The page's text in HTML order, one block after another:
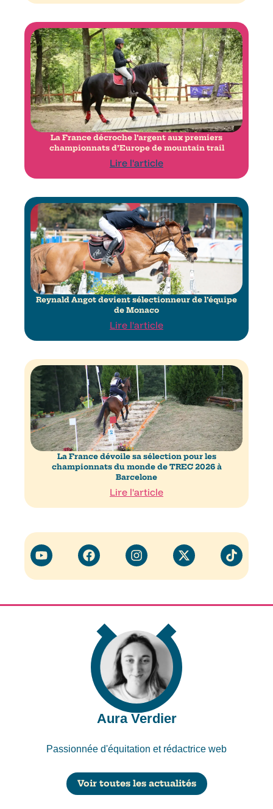
La France décroche l’argent aux premiers
championnats d’Europe de mountain trail
Lire l'article
Reynald Angot devient sélectionneur de l’équipe
de Monaco
Lire l'article
La France dévoile sa sélection pour les
championnats du monde de TREC 2026 à
Barcelone
Lire l'article
Aura Verdier
Passionnée d'équitation et rédactrice web
Voir toutes les actualités